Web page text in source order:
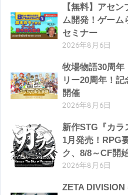
【無料】アセ
ム開発！ゲーム
セミナー
2026年8月6日
牧場物語30周年
リー20周年！
開催
2026年8月6日
新作STG『カラ
1月発売！RPG
ク、8/8～CF開
2026年8月6日
ZETA